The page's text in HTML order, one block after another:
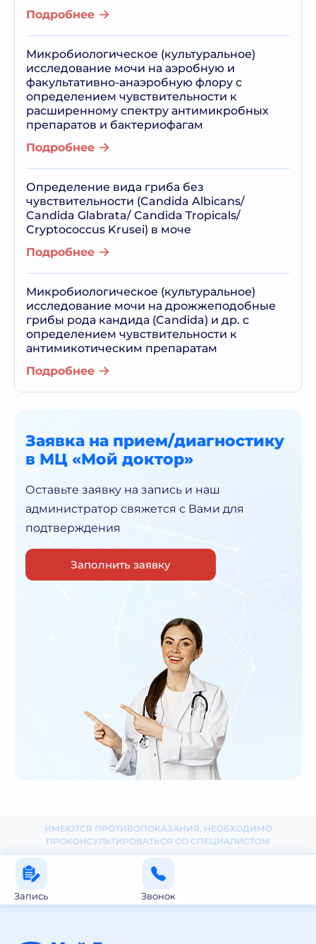
Подробнее
Микробиологическое (культуральное)
исследование мочи на аэробную и
факультативно-анаэробную флору с
определением чувствительности к
расширенному спектру антимикробных
препаратов и бактериофагам
Подробнее
Определение вида гриба без
чувствительности (Candida Albicans/
Candida Glabrata/ Candida Tropicals/
Cryptococcus Krusei) в моче
Подробнее
Микробиологическое (культуральное)
исследование мочи на дрожжеподобные
грибы рода кандида (Candida) и др. с
определением чувствительности к
антимикотическим препаратам
Подробнее
Заявка на прием/диагностику
в МЦ «Мой доктор»
Оставьте заявку на запись и наш
администратор свяжется с Вами для
подтверждения
Заполнить заявку
ИМЕЮТСЯ ПРОТИВОПОКАЗАНИЯ, НЕОБХОДИМО
ПРОКОНСУЛЬТИРОВАТЬСЯ СО СПЕЦИАЛИСТОМ
Запись Звонок